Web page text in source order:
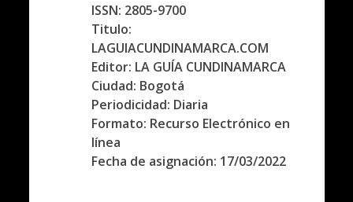
ISSN: 2805-9700
Titulo:
LAGUIACUNDINAMARCA.COM
Editor: LA GUÍA CUNDINAMARCA
Ciudad: Bogotá
Periodicidad: Diaria
Formato: Recurso Electrónico en
línea
Fecha de asignación: 17/03/2022